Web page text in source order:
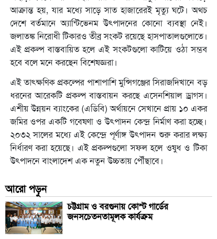
আক্রান্ত হয়, যার মধ্যে সাড়ে সাত হাজারেরই মৃত্যু ঘটে। অথচ
দেশে বর্তমানে অ্যান্টিভেনম উৎপাদনের কোনো ব্যবস্থা নেই।
জলাতঙ্ক নিরোধী টিকারও তীব্র সংকট রয়েছে হাসপাতালগুলোতে।
এই প্রকল্প বাস্তবায়িত হলে এই সংকটগুলো কাটিয়ে ওঠা সম্ভব
হবে বলে মনে করছেন বিশেষজ্ঞরা।
এই তাৎক্ষণিক প্রকল্পের পাশাপাশি মুন্সিগঞ্জের সিরাজদিখানে বড়
ধরনের আরেকটি প্রকল্প বাস্তবায়ন করছে এসেনশিয়াল ড্রাগস।
এশীয় উন্নয়ন ব্যাংকের (এডিবি) অর্থায়নে সেখানে প্রায় ১০ একর
জমির ওপর একটি গবেষণা ও উৎপাদন কেন্দ্র নির্মাণ করা হচ্ছে।
২০৩২ সালের মধ্যে এই কেন্দ্রে পূর্ণাঙ্গ উৎপাদন শুরু করার লক্ষ্য
নির্ধারণ করা হয়েছে। এই প্রকল্পগুলো সফল হলে ওষুধ ও টিকা
উৎপাদনে বাংলাদেশ এক নতুন উচ্চতায় পৌঁছাবে।
আরো পড়ুন
চট্টগ্রাম ও বরগুনায় কোস্ট গার্ডের
জনসচেতনতামূলক কার্যক্রম